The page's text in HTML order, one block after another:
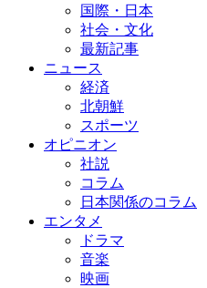
国際・日本
社会・文化
最新記事
ニュース
経済
北朝鮮
スポーツ
オピニオン
社説
コラム
日本関係のコラム
エンタメ
ドラマ
音楽
映画